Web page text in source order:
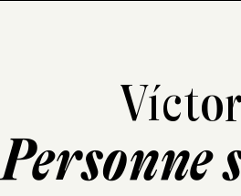
Personne